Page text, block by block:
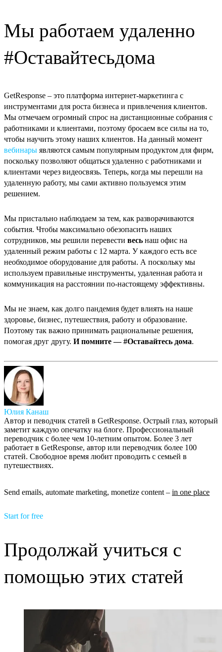
Мы работаем удаленно
#Оставайтесьдома
GetResponse – это платформа интернет-маркетинга с
инструментами для роста бизнеса и привлечения клиентов.
Мы отмечаем огромный спрос на дистанционные собрания с
работниками и клиентами, поэтому бросаем все силы на то,
чтобы научить этому наших клиентов. На данный момент
вебинары являются самым популярным продуктом для фирм,
поскольку позволяют общаться удаленно с работниками и
клиентами через видеосвязь. Теперь, когда мы перешли на
удаленную работу, мы сами активно пользуемся этим
решением.
Мы пристально наблюдаем за тем, как разворачиваются
события. Чтобы максимально обезопасить наших
сотрудников, мы решили перевести весь наш офис на
удаленный режим работы с 12 марта. У каждого есть все
необходимое оборудование для работы. А поскольку мы
используем правильные инструменты, удаленная работа и
коммуникация на расстоянии по-настоящему эффективны.
Мы не знаем, как долго пандемия будет влиять на наше
здоровье, бизнес, путешествия, работу и образование.
Поэтому так важно принимать рациональные решения,
помогая друг другу. И помните — #Оставайтесь дома.
Юлия Канаш
Автор и певодчик статей в GetResponse. Острый глаз, который
заметит каждую опечатку на блоге. Профессиональный
переводчик с более чем 10-летним опытом. Более 3 лет
работает в GetResponse, автор или переводчик более 100
статей. Свободное время любит проводить с семьей в
путешествиях.
Send emails, automate marketing, monetize content – in one place
Start for free
Продолжай учиться с
помощью этих статей